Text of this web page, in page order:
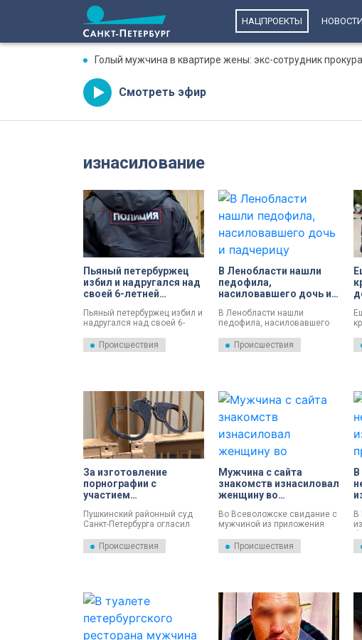
НАЦПРОЕКТЫ НОВОСТИ
Голый мужчина в квартире жены: экс-сотрудник
Смотреть эфир
изнасилование
Пьяный петербуржец
избил и надругался над
своей 6-летней
Пьяный петербуржец избил и
надругался над своей 6-
задержали.
Происшествия
В Ленобласти нашли
педофила,
насиловавшего дочь и
лет
В Ленобласти нашли
педофила, насиловавшего
лет. Его задержали.
Происшествия
За изготовление
порнографии с
участием
житель Пушкина
получил 5 лет колонии
Пушкинский районный суд
Санкт-Петербурга огласил
которого обвиняли по двумя
тяжким статьям.
Происшествия
Мужчина с сайта
знакомств изнасиловал
женщину во
Во Всеволожске свидание с
мужчиной из приложения
женщины изнасилованием.
Его ищут.
Происшествия
В